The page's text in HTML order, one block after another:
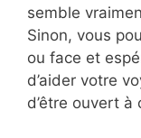
semble
Sinon, vous
ou face et
d’aider votre
d’être ouvert à